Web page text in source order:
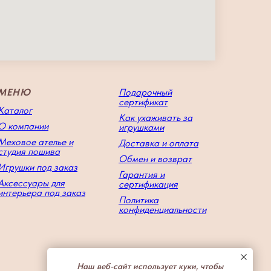
Наш веб-сайт использует куки, чтобы
компании
ателье и
пошива
под заказ
для
под заказ
Подарочный
сертификат
Как ухаживать за
игрушками
Доставка и оплата
Обмен и возврат
Гарантия и
сертификация
Политика
конфиденциальности